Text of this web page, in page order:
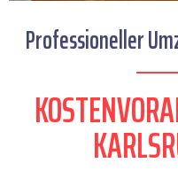
Professioneller